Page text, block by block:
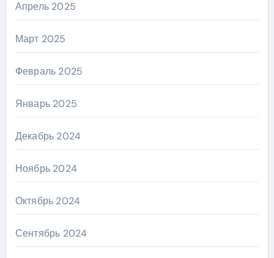
Апрель 2025
Март 2025
Февраль 2025
Январь 2025
Декабрь 2024
Ноябрь 2024
Октябрь 2024
Сентябрь 2024